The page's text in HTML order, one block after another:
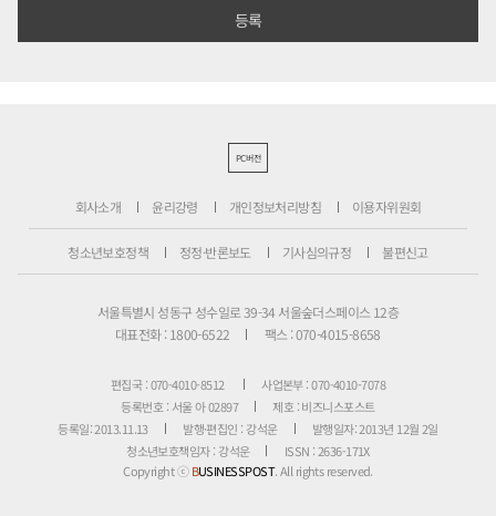
PC버전
회사소개 윤리강령 개인정보처리방침 이용자위원회
청소년보호정책 정정·반론보도 기사심의규정 불편신고
서울특별시 성동구 성수일로 39-34 서울숲더스페이스 12층
대표전화 : 1800-6522
팩스 : 070-4015-8658
편집국 : 070-4010-8512
사업본부 : 070-4010-7078
등록번호 : 서울 아 02897
제호 : 비즈니스포스트
등록일: 2013.11.13
발행·편집인 : 강석운
발행일자: 2013년 12월 2일
청소년보호책임자 : 강석운
ISSN : 2636-171X
Copyright ⓒBUSINESSPOST. All rights reserved.